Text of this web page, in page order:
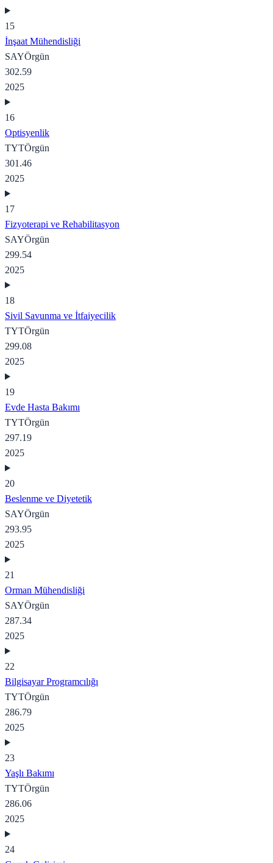
15
İnşaat Mühendisliği
SAYÖrgün
302.59
2025
16
Optisyenlik
TYTÖrgün
301.46
2025
17
Fizyoterapi ve Rehabilitasyon
SAYÖrgün
299.54
2025
18
Sivil Savunma ve İtfaiyecilik
TYTÖrgün
299.08
2025
19
Evde Hasta Bakımı
TYTÖrgün
297.19
2025
20
Beslenme ve Diyetetik
SAYÖrgün
293.95
2025
21
Orman Mühendisliği
SAYÖrgün
287.34
2025
22
Bilgisayar Programcılığı
TYTÖrgün
286.79
2025
23
Yaşlı Bakımı
TYTÖrgün
286.06
2025
24